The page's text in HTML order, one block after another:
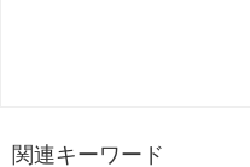
関連キーワード